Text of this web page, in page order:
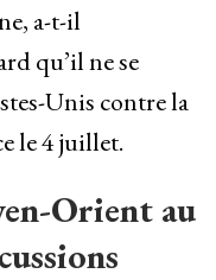
a-t-il
qu’il ne se
Unis contre la
le 4 juillet.
Orient au